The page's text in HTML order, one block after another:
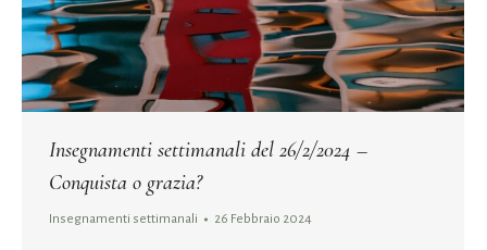
Insegnamenti settimanali del 26/2/2024 –
Conquista o grazia?
Insegnamenti settimanali 26 Febbraio 2024